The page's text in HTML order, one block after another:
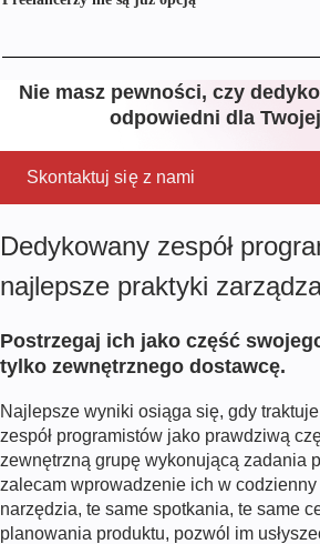
Nie masz pewności, czy
odpowiedni dla
Skontaktuj się z nami
Dedykowany zespół
najlepsze praktyki
Postrzegaj ich jako część
tylko zewnętrznego dostawcę.
Najlepsze wyniki osiąga się, gdy
zespół programistów jako prawdziwą
zewnętrzną grupę wykonującą zadania
zalecam wprowadzenie ich w codzienny
narzędzia, te same spotkania, te same
planowania produktu, pozwól im